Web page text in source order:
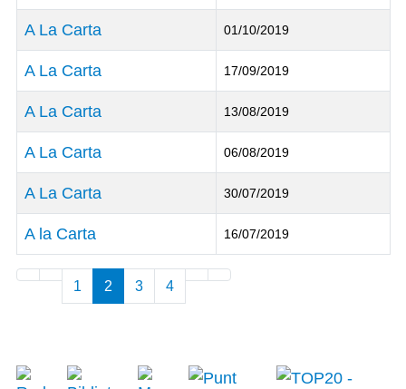
Articles
A La Carta 01/10/2019
A La Carta 17/09/2019
A La Carta 13/08/2019
A La Carta 06/08/2019
A La Carta 30/07/2019
A la Carta 16/07/2019
1 2 3 4